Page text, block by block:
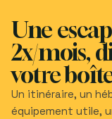
Une
2x/mois,
votre
Un itinéraire, un
équipement utile,